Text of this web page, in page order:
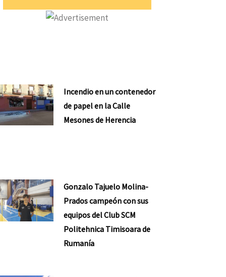
Incendio en un contenedor
de papel en la Calle
Mesones de Herencia
Gonzalo Tajuelo Molina-
Prados campeón con sus
equipos del Club SCM
Politehnica Timisoara de
Rumanía